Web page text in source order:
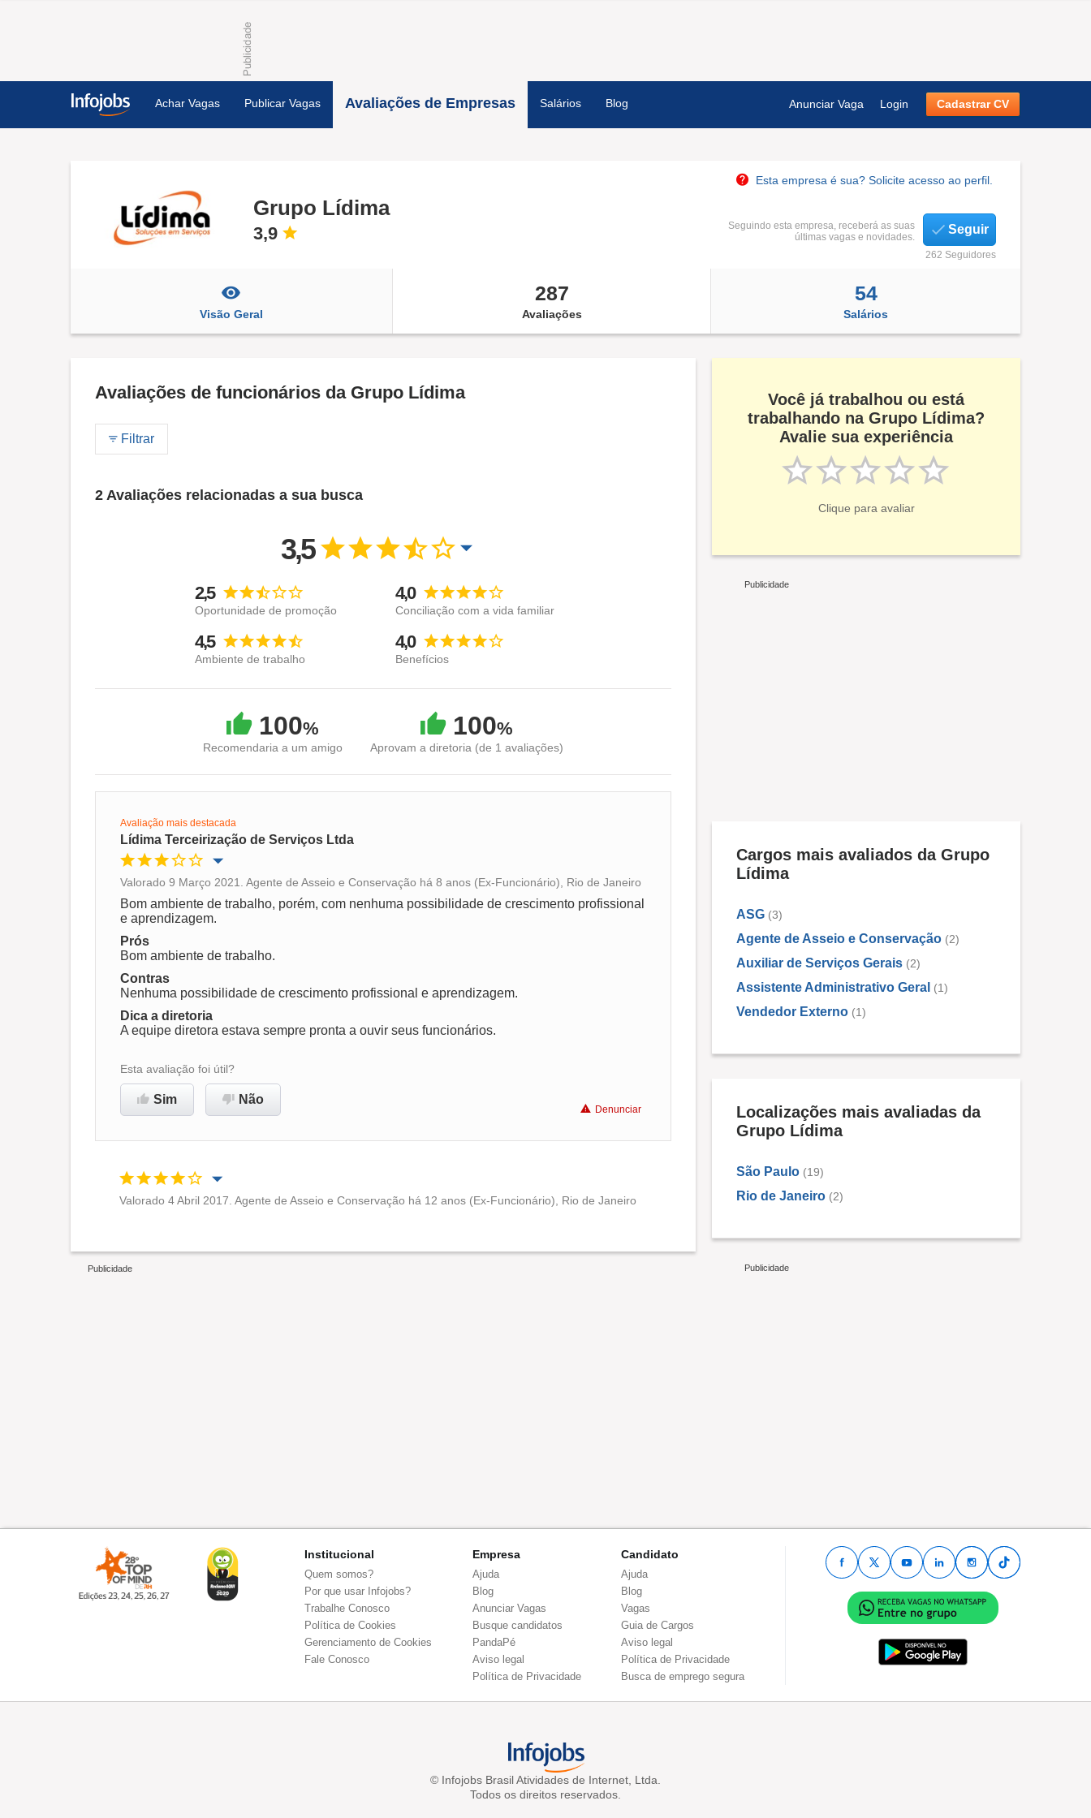
Achar Vagas Publicar Vagas Avaliações de Empresas Salários Blog Anunciar Vaga Login Cadastrar CV
Esta empresa é sua? Solicite acesso ao perfil.
Grupo Lídima
3,9
Seguindo esta empresa, receberá as suas
últimas vagas e novidades.
Seguir
262 Seguidores
Visão Geral
287
Avaliações
54
Salários
Avaliações de funcionários da Grupo Lídima
Filtrar
2 Avaliações relacionadas a sua busca
3,5
2,5
Oportunidade de promoção
4,0
Conciliação com a vida familiar
4,5
Ambiente de trabalho
4,0
Benefícios
100%
Recomendaria a um amigo
100%
Aprovam a diretoria (de 1 avaliações)
Avaliação mais destacada
Lídima Terceirização de Serviços Ltda
Oportunidade de promoção
Ambiente de trabalho
Conciliação com a vida familiar
Recomenda esta empresa Recomenda a diretoria
Valorado 9 Março 2021. Agente de Asseio e Conservação há 8 anos (Ex-Funcionário), Rio de Janeiro
Bom ambiente de trabalho, porém, com nenhuma possibilidade de crescimento profissional
e aprendizagem.
Prós
Bom ambiente de trabalho.
Contras
Nenhuma possibilidade de crescimento profissional e aprendizagem.
Dica a diretoria
A equipe diretora estava sempre pronta a ouvir seus funcionários.
Esta avaliação foi útil?
Sim Não
Denunciar
Ambiente de trabalho Benefícios
Valorado 4 Abril 2017. Agente de Asseio e Conservação há 12 anos (Ex-Funcionário), Rio de Janeiro
Você já trabalhou ou está
trabalhando na Grupo Lídima?
Avalie sua experiência
Clique para avaliar
Cargos mais avaliados da Grupo
Lídima
ASG (3)
Agente de Asseio e Conservação (2)
Auxiliar de Serviços Gerais (2)
Assistente Administrativo Geral (1)
Vendedor Externo (1)
Localizações mais avaliadas da
Grupo Lídima
São Paulo (19)
Rio de Janeiro (2)
Institucional
Quem somos?
Por que usar Infojobs?
Trabalhe Conosco
Política de Cookies
Gerenciamento de Cookies
Fale Conosco
Empresa
Ajuda
Blog
Anunciar Vagas
Busque candidatos
PandaPé
Aviso legal
Política de Privacidade
Candidato
Ajuda
Blog
Vagas
Guia de Cargos
Aviso legal
Política de Privacidade
Busca de emprego segura
© Infojobs Brasil Atividades de Internet, Ltda.
Todos os direitos reservados.